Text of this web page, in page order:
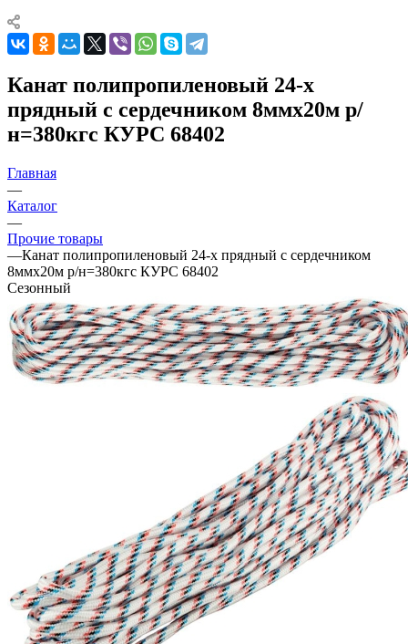
Канат полипропиленовый 24-х
прядный с сердечником 8ммх20м р/
н=380кгс КУРС 68402
Главная
—
Каталог
—
Прочие товары
—Канат полипропиленовый 24-х прядный с сердечником
8ммх20м р/н=380кгс КУРС 68402
Сезонный